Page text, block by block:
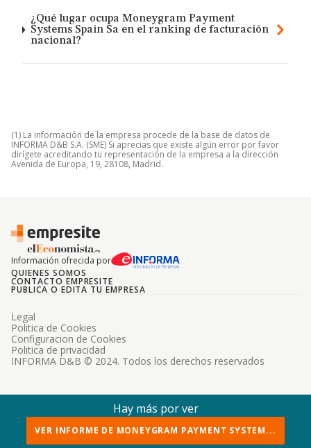
¿Qué lugar ocupa Moneygram Payment
Systems Spain Sa en el ranking de facturación
nacional?
(1) La información de la empresa procede de la base de datos de
INFORMA D&B S.A. (SME) Si aprecias que existe algún error por favor
dirígete acreditando tu representación de la empresa a la dirección
Avenida de Europa, 19, 28108, Madrid.
Información ofrecida por
QUIENES SOMOS
CONTACTO EMPRESITE
PUBLICA O EDITA TU EMPRESA
INFORMA D&B © 2024. Todos los derechos reservados
Legal
Politica de Cookies
Configuracion de Cookies
Politica de privacidad
Hay más por ver
VER INFORME DE MONEYGRAM PAYMENT SYSTEM...